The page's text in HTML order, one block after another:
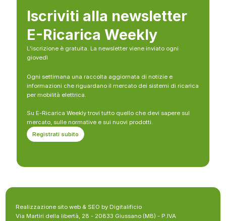
Iscriviti alla newsletter
E-Ricarica Weekly
L’iscrizione è gratuita. La newsletter viene inviato ogni
giovedì
Ogni settimana una raccolta aggiornata di notizie e
informazioni che riguardano il mercato dei sistemi di ricarica
per mobilità elettrica.
Su E-Ricarica Weekly trovi tutto quello che devi sapere sul
mercato, sulle normative e sui nuovi prodotti.
Registrati subito
Realizzazione sito web & SEO by Digitalificio
Via Martiri della libertà, 28 - 20833 Giussano (MB) - P.IVA